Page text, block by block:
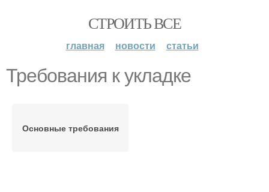
СТРОИТЬ ВСЕ
главная новости статьи
Требования к укладке
Основные требования